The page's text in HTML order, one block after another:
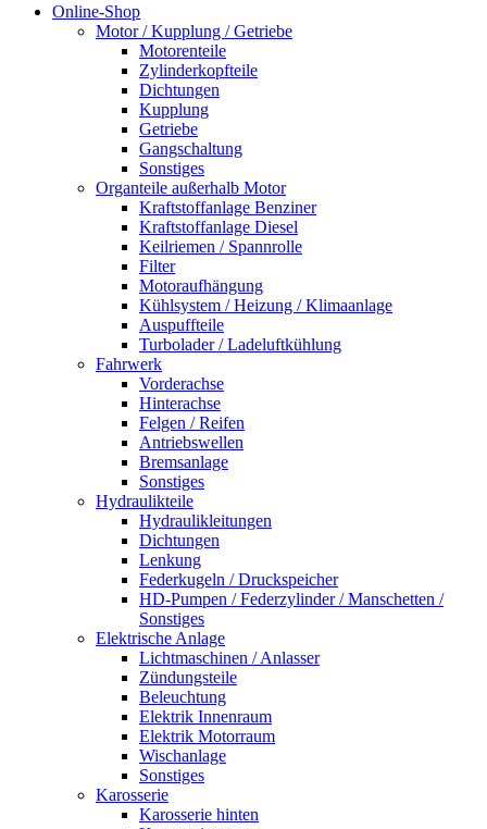
Online-Shop
Motor / Kupplung / Getriebe
Motorenteile
Zylinderkopfteile
Dichtungen
Kupplung
Getriebe
Gangschaltung
Sonstiges
Organteile außerhalb Motor
Kraftstoffanlage Benziner
Kraftstoffanlage Diesel
Keilriemen / Spannrolle
Filter
Motoraufhängung
Kühlsystem / Heizung / Klimaanlage
Auspuffteile
Turbolader / Ladeluftkühlung
Fahrwerk
Vorderachse
Hinterachse
Felgen / Reifen
Antriebswellen
Bremsanlage
Sonstiges
Hydraulikteile
Hydraulikleitungen
Dichtungen
Lenkung
Federkugeln / Druckspeicher
HD-Pumpen / Federzylinder / Manschetten /
Sonstiges
Elektrische Anlage
Lichtmaschinen / Anlasser
Zündungsteile
Beleuchtung
Elektrik Innenraum
Elektrik Motorraum
Wischanlage
Sonstiges
Karosserie
Karosserie hinten